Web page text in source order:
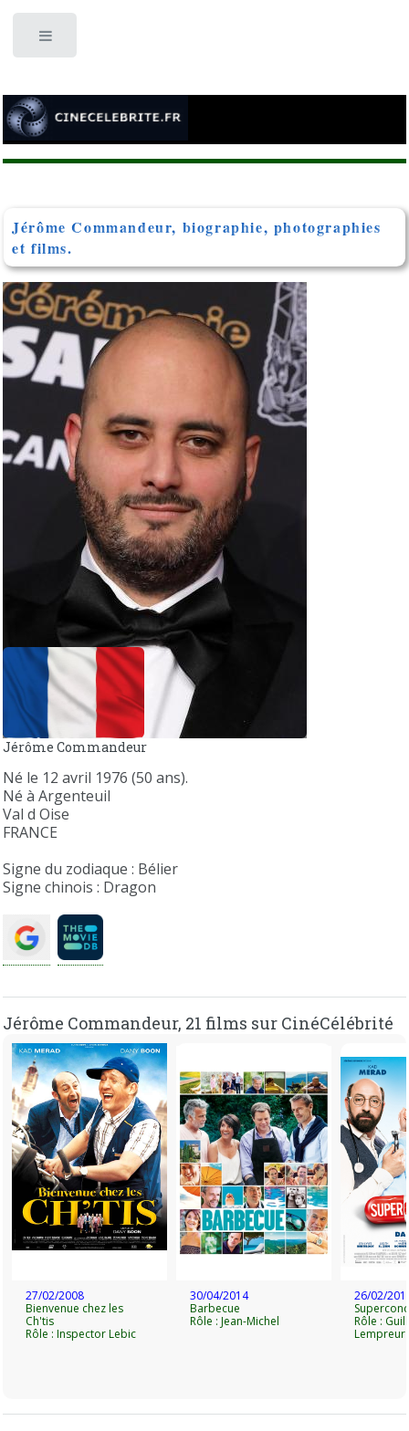
Jérôme Commandeur, biographie, photographies
et films.
Jérôme Commandeur
Né le 12 avril 1976 (50 ans).
Né à Argenteuil
Val d Oise
FRANCE
Signe du zodiaque : Bélier
Signe chinois : Dragon
Jérôme Commandeur, 21 films sur CinéCélébrité
27/02/2008
Bienvenue chez les
Ch'tis
Rôle : Inspector Lebic
30/04/2014
Barbecue
Rôle : Jean-Michel
26/02/
Rôle :
Lempreur